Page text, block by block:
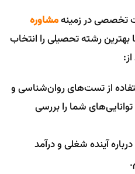
تخصصی در زمینهمشاوره
رشته تحصیلی را انتخاب
از تست‌های روان‌شناسی و
شما را بررسی
آینده شغلی و درآمد